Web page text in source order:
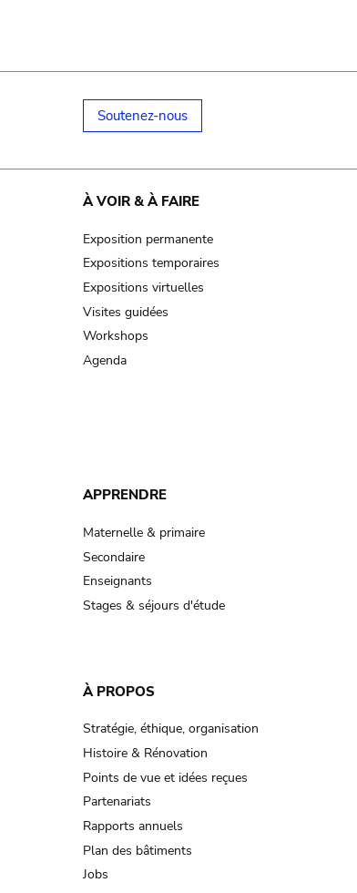
Soutenez-nous
À VOIR & À FAIRE
Exposition permanente
Expositions temporaires
Expositions virtuelles
Visites guidées
Workshops
Agenda
APPRENDRE
Maternelle & primaire
Secondaire
Enseignants
Stages & séjours d'étude
À PROPOS
Stratégie, éthique, organisation
Histoire & Rénovation
Points de vue et idées reçues
Partenariats
Rapports annuels
Plan des bâtiments
Jobs